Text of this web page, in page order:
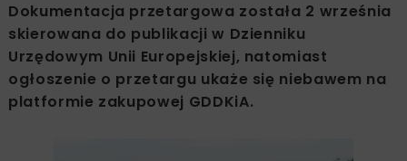
Dokumentacja przetargowa została 2 września
skierowana do publikacji w Dzienniku
Urzędowym Unii Europejskiej, natomiast
ogłoszenie o przetargu ukaże się niebawem na
platformie zakupowej GDDKiA.